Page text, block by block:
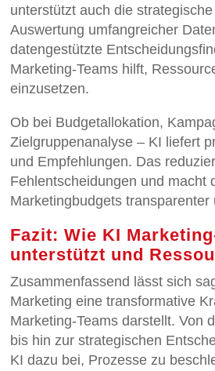
unterstützt auch die
Auswertung umfangreicher
datengestützte
Marketing-Teams hilft,
einzusetzen.
Ob bei Budgetallokation,
Zielgruppenanalyse – KI liefert
und Empfehlungen. Das
Fehlentscheidungen und macht
Marketingbudgets transparenter
Fazit: Wie KI
unterstützt und
Zusammenfassend lässt sich
Marketing eine transformative
Marketing-Teams darstellt. Von
bis hin zur strategischen
KI dazu bei, Prozesse zu